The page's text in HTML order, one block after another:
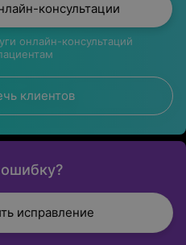
консультации
онлайн-консультаций
клиентов
исправление